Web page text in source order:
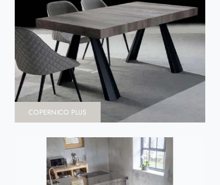
COPERNICO PLUS